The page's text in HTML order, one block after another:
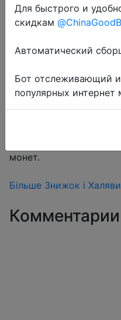
Знижка монетками 9
монет.
Більше Знижок і
Для быстрого и
скидкам
Автоматический
Бот отслеживающий
популярных интернет